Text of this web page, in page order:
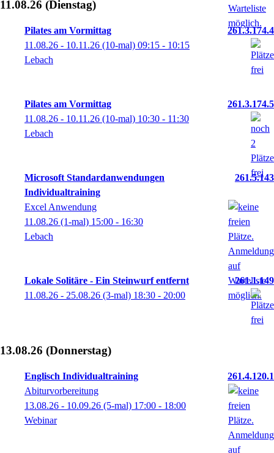
11.08.26 (Dienstag)
Pilates am Vormittag
261.3.174.4
11.08.26 - 10.11.26 (10-mal) 09:15 - 10:15
Lebach
Pilates am Vormittag
261.3.174.5
11.08.26 - 10.11.26 (10-mal) 10:30 - 11:30
Lebach
Microsoft Standardanwendungen
Individualtraining
261.5.143
Excel Anwendung
11.08.26 (1-mal) 15:00 - 16:30
Lebach
Lokale Solitäre - Ein Steinwurf entfernt
261.1.149
11.08.26 - 25.08.26 (3-mal) 18:30 - 20:00
13.08.26 (Donnerstag)
Englisch Individualtraining
261.4.120.1
Abiturvorbereitung
13.08.26 - 10.09.26 (5-mal) 17:00 - 18:00
Webinar